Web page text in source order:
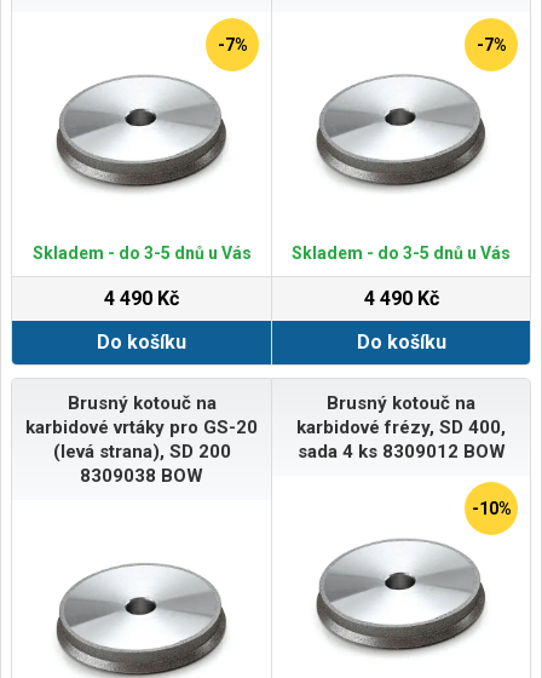
-7%
Skladem - do 3-5 dnů u Vás
4 490 Kč
Do košíku
-7%
Skladem - do 3-5 dnů u Vás
4 490 Kč
Do košíku
Brusný kotouč na
karbidové vrtáky pro GS-20
(levá strana), SD 200
8309038 BOW
Brusný kotouč na
karbidové frézy, SD 400,
sada 4 ks 8309012 BOW
-10%